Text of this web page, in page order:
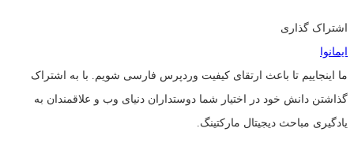
اشتراک گذاری
ایمانوا
ما اینجاییم تا باعث ارتقای کیفیت وردپرس فارسی شویم. با به اشتراک
گذاشتن دانش خود در اختیار شما دوستداران دنیای وب و علاقمندان به
یادگیری مباحث دیجیتال مارکتینگ.